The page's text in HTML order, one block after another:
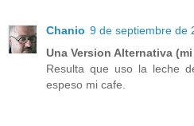
Chanio 9 de septiembre de
Una Version Alternativa
Resulta que uso la leche
espeso mi cafe.